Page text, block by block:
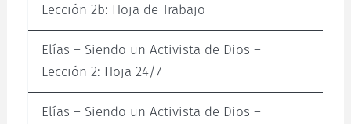
Lección 2b: Hoja de Trabajo
Elías – Siendo un Activista de Dios –
Lección 2: Hoja 24/7
Elías – Siendo un Activista de Dios –